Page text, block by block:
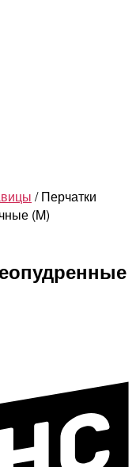
/ Перчатки
(M)